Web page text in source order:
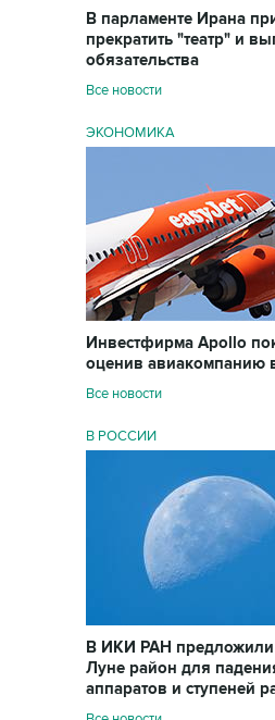
В парламенте Ирана
прекратить "театр" и
обязательства
Все новости
ЭКОНОМИКА
Инвестфирма Apollo
оценив авиакомпанию
Все новости
В РОССИИ
В ИКИ РАН предложили
Луне район для
аппаратов и ступеней